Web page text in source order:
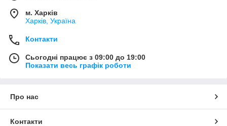
м. Харків
Харків, Україна
Контакти
Сьогодні працює з 09:00 до 19:00
Показати весь графік роботи
Про нас
Контакти